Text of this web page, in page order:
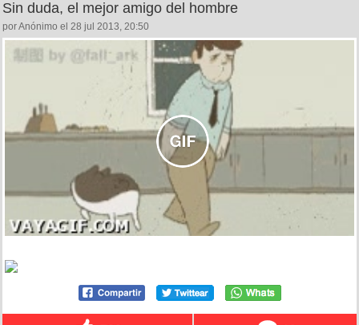
Sin duda, el mejor amigo del hombre
por Anónimo el 28 jul 2013, 20:50